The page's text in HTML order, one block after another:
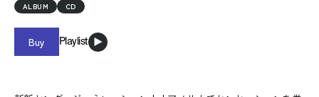
ALBUM CD
Buy Playlist